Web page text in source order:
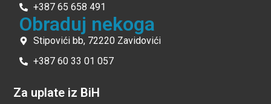
+387 65 658 491
Obraduj nekoga
Stipovići bb, 72220 Zavidovići
+387 60 33 01 057
Za uplate iz BiH